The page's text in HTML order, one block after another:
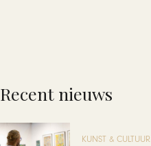
Recent nieuws
KUNST & CULTUUR